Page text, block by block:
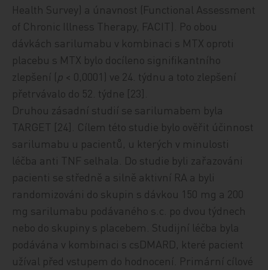
Health Survey) a únavnost (Functional Asses­sment
of Chronic Illness Therapy, FACIT). Po obou
dávkách sarilumabu v kombinaci s MTX oproti
placebu s MTX bylo docíleno signifikantního
zlepšení (p < 0,0001) ve 24. týdnu a toto zlepšení
přetrvávalo do 52. týdne [23].
Druhou zásadní studií se sarilumabem byla
TARGET [24]. Cílem této studie bylo ověřit účinnost
sarilumabu u pacientů, u kterých v minulosti
léčba anti TNF selhala. Do studie byli zařazováni
pacienti se středně a silně aktivní RA a byli
randomizováni do skupin s dávkou 150 mg a 200
mg sarilumabu podávaného s.c. po dvou týdnech
nebo do skupiny s placebem. Studijní léčba byla
podávána v kombinaci s csDMARD, které pacient
užíval před vstupem do hodnocení. Primární cílové